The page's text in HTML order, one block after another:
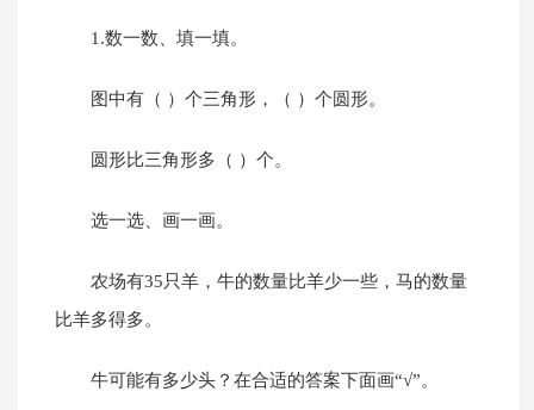
1.数一数、填一填。
图中有（ ）个三角形，（ ）个圆形。
圆形比三角形多（ ）个。
选一选、画一画。
农场有35只羊，牛的数量比羊少一些，马的数量
比羊多得多。
牛可能有多少头？在合适的答案下面画“√”。